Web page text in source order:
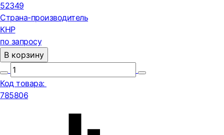
52349
Страна-производитель
КНР
по запросу
В корзину
Код товара:
785806